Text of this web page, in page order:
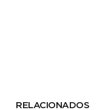
RELACIONADOS